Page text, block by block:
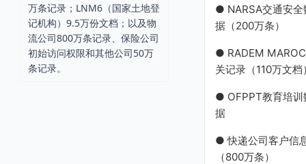
万条记录；LNM6（国家土地登
记机构）9.5万份文档；以及物
流公司800万条记录、保险公司
初始访问权限和其他公司50万
条记录。
● NARSA交通安全
据（200万条）
● RADEM
关记录（110万文档
● OFPPT教育培训
据
● 快递公司客户信
（800万条）